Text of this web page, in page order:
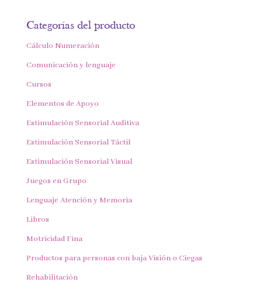
Categorías del producto
Cálculo Numeración
Comunicación y lenguaje
Cursos
Elementos de Apoyo
Estimulación Sensorial Auditiva
Estimulación Sensorial Táctil
Estimulación Sensorial Visual
Juegos en Grupo
Lenguaje Atención y Memoria
Libros
Motricidad Fina
Productos para personas con baja Visión o Ciegas
Rehabilitación